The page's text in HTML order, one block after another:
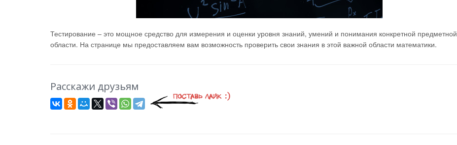
Тестирование – это мощное средство для измерения и оценки уровня знаний, умений и понимания конкретной предметной
области. На странице мы предоставляем вам возможность проверить свои знания в этой важной области математики.
Расскажи друзьям